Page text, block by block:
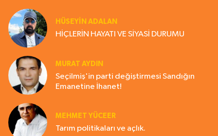
HÜSEYIN ADALAN
HİÇLERİN HAYATI VE SİYASİ DURUMU
MURAT AYDIN
Seçilmiş'in parti değiştirmesi Sandığın
Emanetine İhanet!
MEHMET YÜCEER
Tarım politikaları ve açlık.